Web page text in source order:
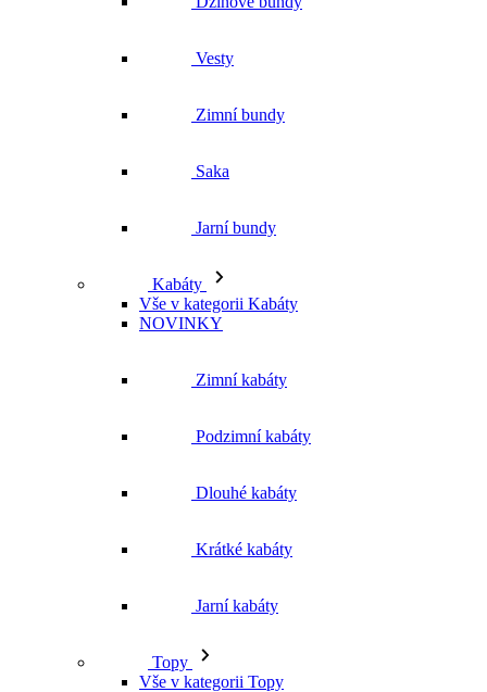
Vesty
Zimní bundy
Saka
Jarní bundy
Kabáty
Vše v kategorii Kabáty
NOVINKY
Zimní kabáty
Podzimní kabáty
Dlouhé kabáty
Krátké kabáty
Jarní kabáty
Topy
Vše v kategorii Topy